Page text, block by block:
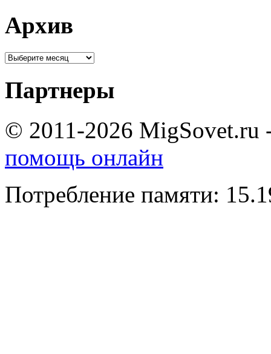
Архив
Партнеры
© 2011-2026 MigSovet.ru
помощь онлайн
Потребление памяти: